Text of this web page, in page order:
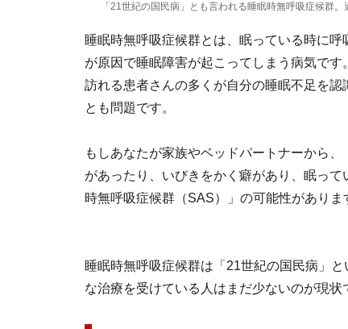
「21世紀の国民病」とも言われる睡眠時無呼吸症候群
睡眠時無呼吸症候群とは、眠っている時に
が原因で睡眠障害が起こってしまう病気で
訪れる患者さんの多くが自分の睡眠不足を
とも問題です。
もしあなたが家族やベッドパートナーから
があったり、いびきをかく癖があり、眠っ
時無呼吸症候群（SAS）」の可能性がありま
睡眠時無呼吸症候群は「21世紀の国民病」
な治療を受けている人はまだ少ないのが現状